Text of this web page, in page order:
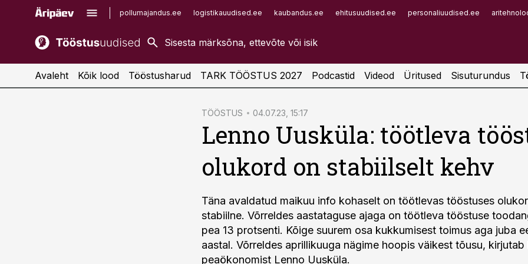
pollumajandus.ee logistikauudised.ee kaubandus.ee ehitusuudised.ee personaliuudised.ee
kaubandus.ee
kinnisvarauudised.ee
imelineajalugu.ee
Infopank
Avaleht Kõik lood Tööstusharud TARK TÖÖSTUS 2027 Podcastid Videod Üritused Sisuturundus
TÖÖSTUS 04.07.23, 15:17
Lenno Uusküla: töötleva
olukord on stabiilselt kehv
Täna avaldatud maikuu info kohaselt on töötlevas tööstuses
stabiilne. Võrreldes aastataguse ajaga on töötleva tööstuse
pea 13 protsenti. Kõige suurem osa kukkumisest toimus aga juba
aastal. Võrreldes aprillikuuga nägime hoopis väikest tõusu, kirjutab
peaökonomist Lenno Uusküla.